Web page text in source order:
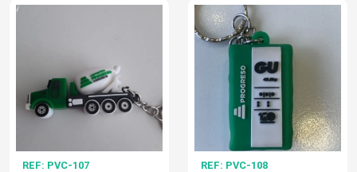
REF: PVC-107 REF: PVC-108